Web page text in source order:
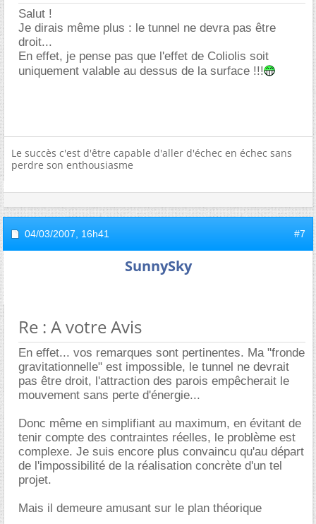
Salut !
Je dirais même plus : le tunnel ne devra pas être
droit...
En effet, je pense pas que l'effet de Coliolis soit
uniquement valable au dessus de la surface !!!
Le succès c'est d'être capable d'aller d'échec en échec sans
perdre son enthousiasme
04/03/2007, 16h41 #7
SunnySky
Re : A votre Avis
En effet... vos remarques sont pertinentes. Ma "fronde
gravitationnelle" est impossible, le tunnel ne devrait
pas être droit, l'attraction des parois empêcherait le
mouvement sans perte d'énergie...
Donc même en simplifiant au maximum, en évitant de
tenir compte des contraintes réelles, le problème est
complexe. Je suis encore plus convaincu qu'au départ
de l'impossibilité de la réalisation concrète d'un tel
projet.
Mais il demeure amusant sur le plan théorique